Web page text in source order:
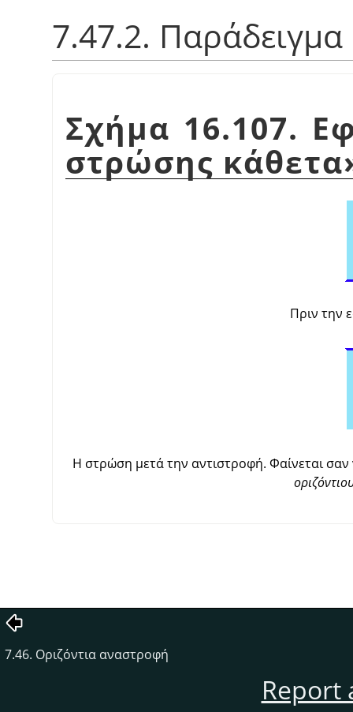
7.47.2. Παράδειγμα
Σχήμα 16.107.
στρώσης κάθετα
Πριν την
Η στρώση μετά την αντιστροφή. Φαίνεται σαν
7.46. Οριζόντια αναστροφή
Report